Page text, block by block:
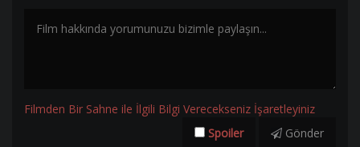
Filmden Bir Sahne ile İlgili Bilgi Verecekseniz İşaretleyiniz
Spoiler
Gönder